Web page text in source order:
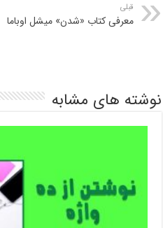
قبلی
معرفی کتاب «شدن» میشل اوباما
نوشته های مشابه